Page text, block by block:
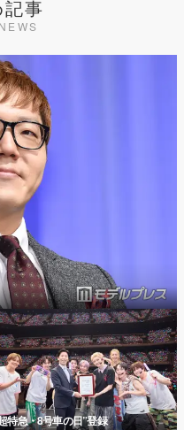
事
特急・8号車の日”登録